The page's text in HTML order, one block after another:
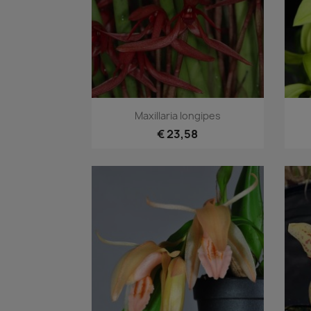
Snel bekijken
Maxillaria longipes
€ 23,58